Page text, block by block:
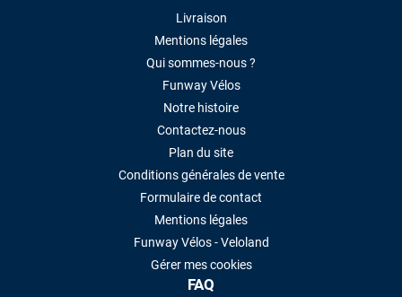
Livraison
Mentions légales
Qui sommes-nous ?
Funway Vélos
Notre histoire
Contactez-nous
Plan du site
Conditions générales de vente
Formulaire de contact
Mentions légales
Funway Vélos - Veloland
Gérer mes cookies
FAQ